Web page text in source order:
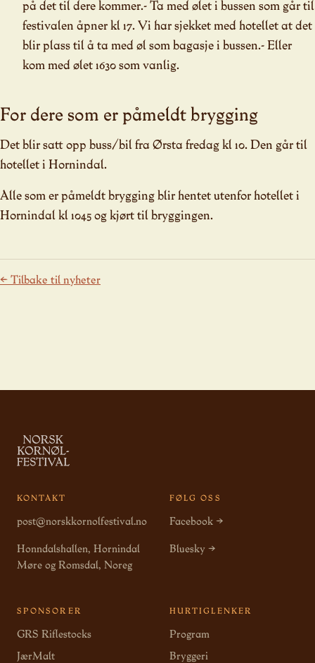
på det til dere kommer.- Ta med ølet i bussen som går til
festivalen åpner kl 17. Vi har sjekket med hotellet at det
blir plass til å ta med øl som bagasje i bussen.- Eller
kom med ølet 1630 som vanlig.
For dere som er påmeldt brygging
Det blir satt opp buss/bil fra Ørsta fredag kl 10. Den går til
hotellet i Hornindal.
Alle som er påmeldt brygging blir hentet utenfor hotellet i
Hornindal kl 1045 og kjørt til bryggingen.
← Tilbake til nyheter
KONTAKT
post@norskkornolfestival.no
Honndalshallen, Hornindal
Møre og Romsdal, Noreg
FØLG OSS
Facebook →
Bluesky →
SPONSORER
GRS Riflestocks
JærMalt
HURTIGLENKER
Program
Bryggeri